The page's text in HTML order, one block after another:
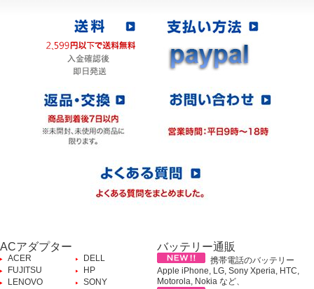
ACアダプター
ACER
DELL
FUJITSU
HP
LENOVO
SONY
バッテリー通販
携帯電話のバッテリー
Apple iPhone, LG, Sony Xperia, HTC,
Motorola, Nokia など、